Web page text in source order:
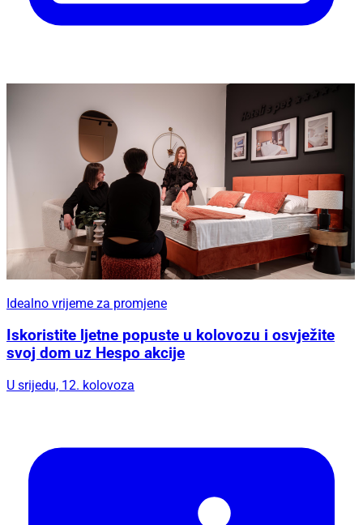
Idealno vrijeme za promjene
Iskoristite ljetne popuste u kolovozu i osvježite
svoj dom uz Hespo akcije
U srijedu, 12. kolovoza